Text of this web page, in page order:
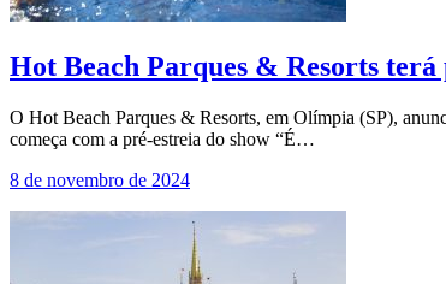
Hot Beach Parques & Resorts
O Hot Beach Parques & Resorts, em Olímpia (SP),
começa com a pré-estreia do show “É…
8 de novembro de 2024